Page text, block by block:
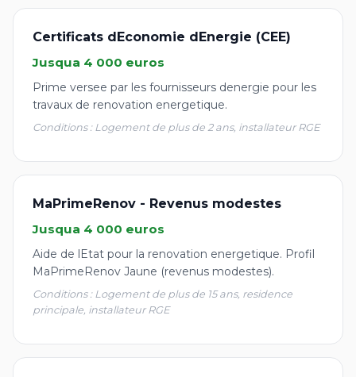
Certificats dEconomie dEnergie (CEE)
Jusqua 4 000 euros
Prime versee par les fournisseurs denergie pour les
travaux de renovation energetique.
Conditions : Logement de plus de 2 ans, installateur RGE
MaPrimeRenov - Revenus modestes
Jusqua 4 000 euros
Aide de lEtat pour la renovation energetique. Profil
MaPrimeRenov Jaune (revenus modestes).
Conditions : Logement de plus de 15 ans, residence
principale, installateur RGE